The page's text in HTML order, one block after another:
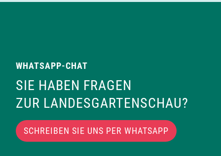
WHATSAPP-CHAT
SIE HABEN FRAGEN
ZUR LANDESGARTENSCHAU?
SCHREIBEN SIE UNS PER WHATSAPP